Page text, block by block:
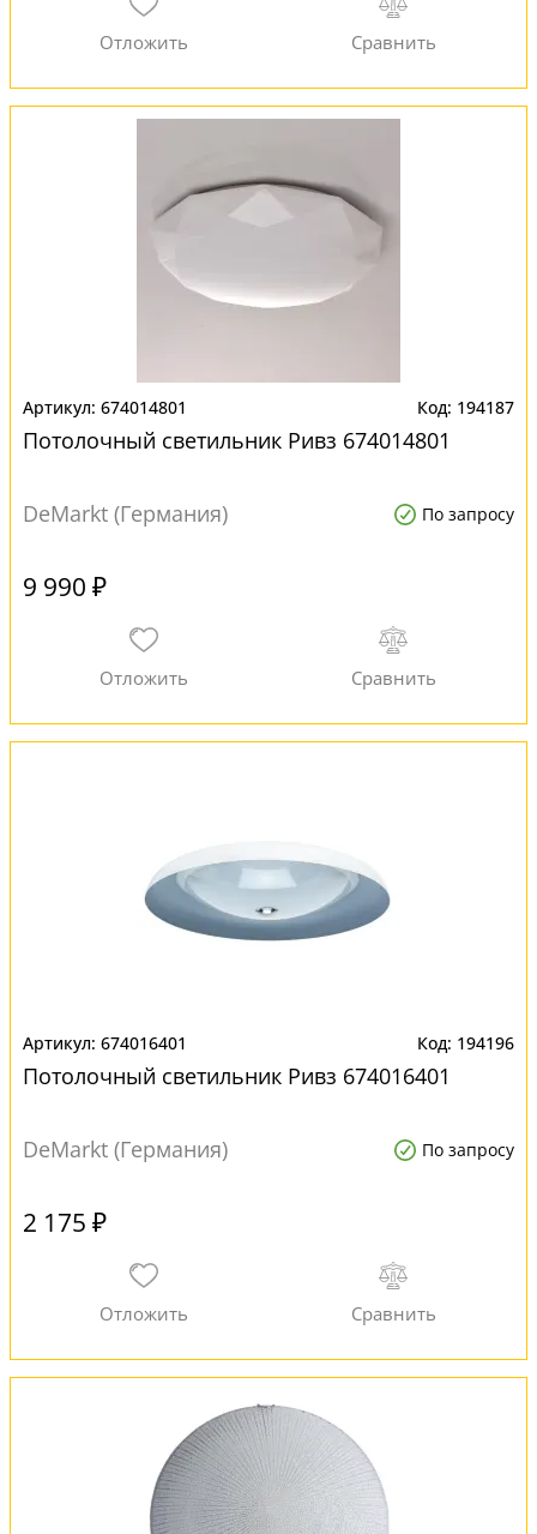
674014801 194187
Потолочный светильник Ривз 674014801
DeMarkt (Германия) По запросу
9 990 ₽
674016401 194196
Потолочный светильник Ривз 674016401
DeMarkt (Германия) По запросу
2 175 ₽